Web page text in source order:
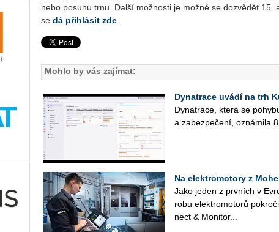
nebo posunu trnu. Další možnosti je možné se dozvědět 15.
se dá přihlásit zde
Mohlo by vás zajímat:
Dynatrace uvádí na trh
Dy­na­tra­ce, která se
a za­bez­pe­če­ní, ozná­mi­la
Na elektromotory z
Jako jeden z prv­ních v
ro­bu elek­tro­mo­to­rů
nect & Mo­ni­tor...